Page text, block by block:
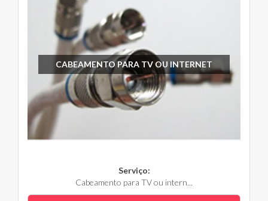
CABEAMENTO PARA TV OU INTERNET
Serviço:
Cabeamento para TV ou intern...